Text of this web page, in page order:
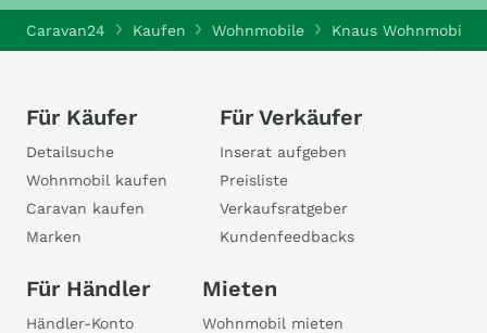
Caravan24 Kaufen Wohnmobile Knaus Wohnmobile
Für Käufer
Detailsuche
Wohnmobil kaufen
Caravan kaufen
Marken
Für Verkäufer
Inserat aufgeben
Preisliste
Verkaufsratgeber
Kundenfeedbacks
Für Händler
Händler-Konto
Mieten
Wohnmobil mieten